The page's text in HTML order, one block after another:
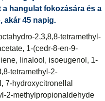
a hangulat fokozására és a
akár 45 napig.
2,3,8,8-tetramethyl-
1-(cedr-8-en-9-
linalool, isoeugenol, 1-
tetramethyl-2-
7-hydroxycitronellal
2-methylpropionaldehyde